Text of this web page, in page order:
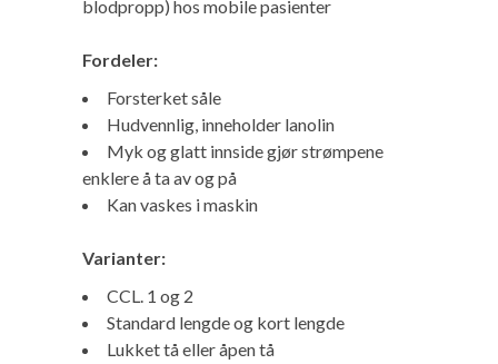
blodpropp) hos mobile pasienter
Fordeler:
Forsterket såle
Hudvennlig, inneholder lanolin
Myk og glatt innside gjør strømpene
enklere å ta av og på
Kan vaskes i maskin
Varianter:
CCL. 1 og 2
Standard lengde og kort lengde
Lukket tå eller åpen tå